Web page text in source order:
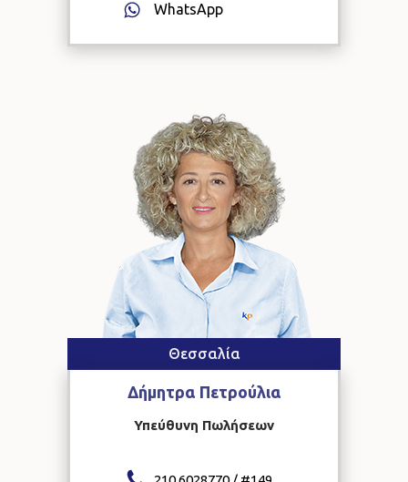
WhatsApp
Θεσσαλία
Δήμητρα Πετρούλια
Υπεύθυνη Πωλήσεων